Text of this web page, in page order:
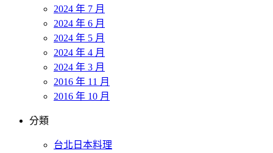
2024 年 7 月
2024 年 6 月
2024 年 5 月
2024 年 4 月
2024 年 3 月
2016 年 11 月
2016 年 10 月
分類
台北日本料理